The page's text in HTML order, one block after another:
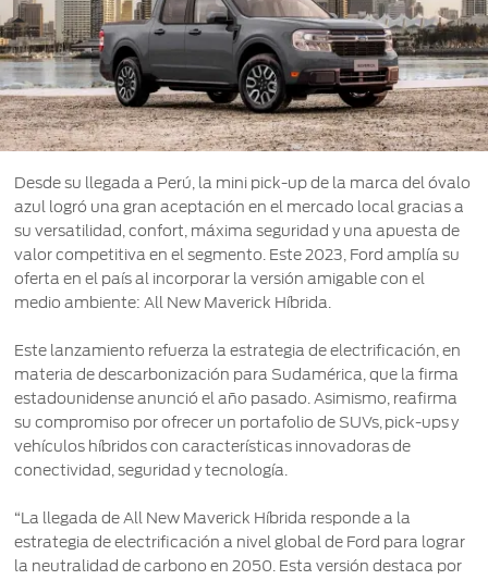
Mis
Experiencias
Ford
Garantía
Manual
del
Propietario
SYNC® -
Guía
360
Ford
Agendamiento
Online
Ford
Posventa
Programa de
mantenimiento
Ford
Assistance
Repuestos
y
Accesorios
Accesorios
Repuestos
Originales
sesión
Crea
tu
cuenta
cuenta
Cambiar
contraseña
Desde su llegada a Perú, la mini pick-up de la marca del óvalo
azul logró una gran aceptación en el mercado local gracias a
su versatilidad, confort, máxima seguridad y una apuesta de
valor competitiva en el segmento. Este 2023, Ford amplía su
oferta en el país al incorporar la versión amigable con el
medio ambiente: All New Maverick Híbrida.
Este lanzamiento refuerza la estrategia de electrificación, en
materia de descarbonización para Sudamérica, que la firma
estadounidense anunció el año pasado. Asimismo, reafirma
su compromiso por ofrecer un portafolio de SUVs, pick-ups y
vehículos híbridos con características innovadoras de
conectividad, seguridad y tecnología.
“La llegada de All New Maverick Híbrida responde a la
estrategia de electrificación a nivel global de Ford para lograr
la neutralidad de carbono en 2050. Esta versión destaca por